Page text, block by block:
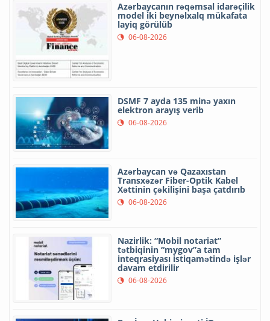
Azərbaycanın rəqəmsal idarəçilik
model iki beynəlxalq mükafata
layiq görülüb
06-08-2026
DSMF 7 ayda 135 minə yaxın
elektron arayış verib
06-08-2026
Azərbaycan və Qazaxıstan
Transxəzər Fiber-Optik Kabel
Xəttinin çəkilişini başa çatdırıb
06-08-2026
Nazirlik: “Mobil notariat”
tətbiqinin “mygov”a tam
inteqrasiyası istiqamətində işlər
davam etdirilir
06-08-2026